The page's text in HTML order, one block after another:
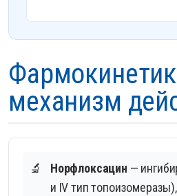
механизм
🔬 Норфлоксацин —
и IV тип